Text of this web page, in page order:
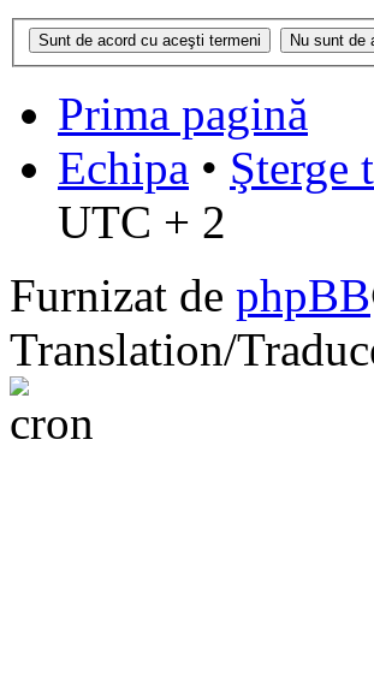
Prima pagină
Echipa • Şterge
UTC + 2
Furnizat de phpBB
Translation/